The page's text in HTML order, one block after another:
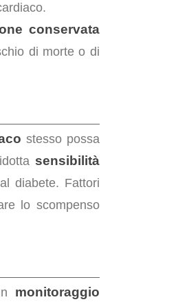
conservata
di morte o di
stesso possa
sensibilità
diabete. Fattori
lo scompenso
monitoraggio